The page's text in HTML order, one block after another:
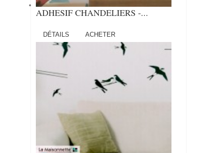
ADHESIF CHANDELIERS -...
DÉTAILS ACHETER